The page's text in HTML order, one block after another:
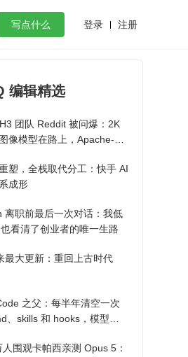
写点什么 登录 注册
flutter
编辑精选
团队 Reddit 被问爆：2K
像模型在路上，Apache-2.0
塑，全栈取代分工：快手 AI
成形
离职前最后一次对话：我低
看清了创业者的唯一生路
最大更新：重回上古时代
之父：每半年清空一次
、skills 和 hooks，模型自
围观卡帕西亲测 Opus 5：